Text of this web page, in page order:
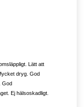
Lätt att
dryg. God
God
Ej hälsoskadligt.